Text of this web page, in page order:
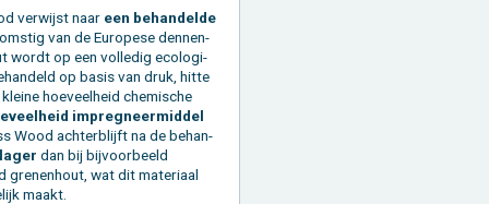
ver­wijst naar een be­han­del­de
van de Eu­ro­pe­se den­nen­
wordt op een vol­le­dig eco­lo­gi­
op basis van druk, hitte
hoe­veel­heid che­mi­sche
im­preg­neer­mid­del
Wood ach­ter­blijft na de be­han­
dan bij bij­voor­beeld
gre­nen­hout, wat dit ma­te­ri­aal
maakt.